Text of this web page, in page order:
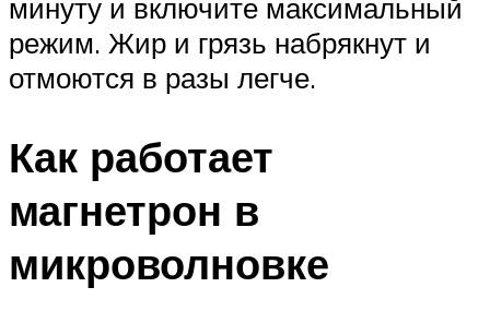
минуту и включите максимальный
режим. Жир и грязь набрякнут и
отмоются в разы легче.
Как работает
магнетрон в
микроволновке